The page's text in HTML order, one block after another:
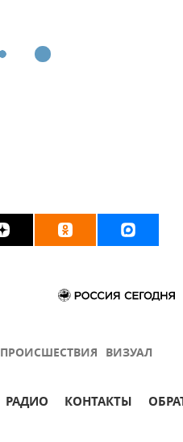
ПРОИСШЕСТВИЯ ВИЗУАЛ
РАДИО КОНТАКТЫ